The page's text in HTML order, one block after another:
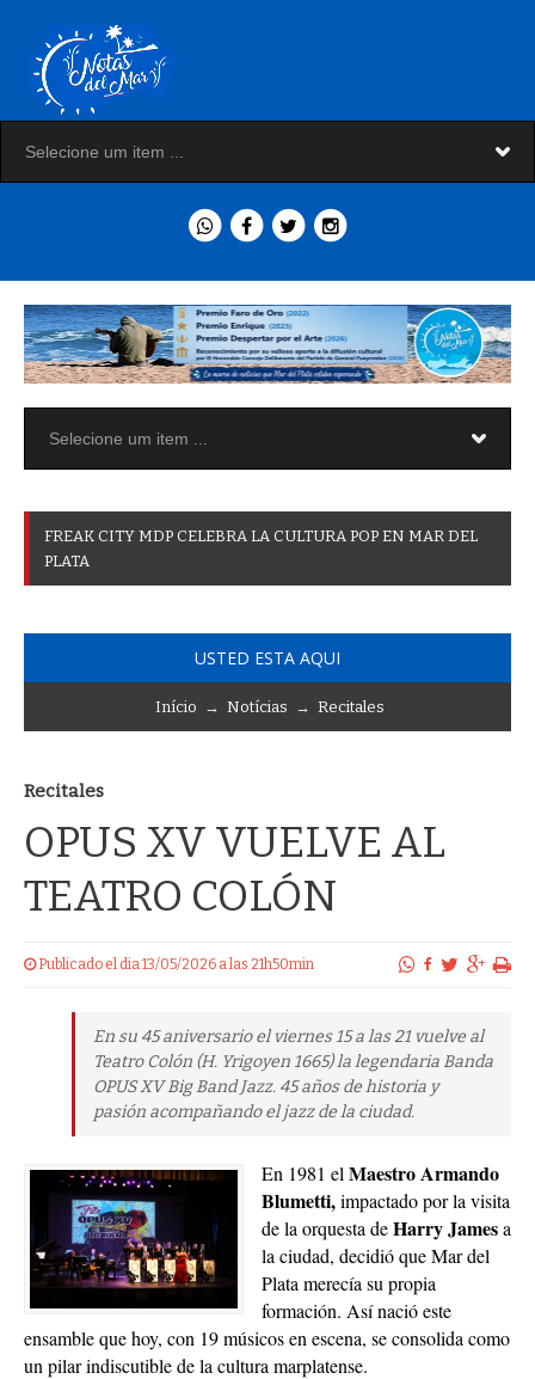
FREAK CITY MDP CELEBRA LA CULTURA POP EN MAR DEL
PLATA
USTED ESTA AQUI
Início → Notícias → Recitales
Recitales
OPUS XV VUELVE AL
TEATRO COLÓN
Publicado el dia 13/05/2026 a las 21h50min
En su 45 aniversario el viernes 15 a las 21 vuelve al
Teatro Colón (H. Yrigoyen 1665) la legendaria Banda
OPUS XV Big Band Jazz. 45 años de historia y
pasión acompañando el jazz de la ciudad.
En 1981 el Maestro Armando
Blumetti,impactado por la visita
de la orquesta deHarry Jamesa
la ciudad, decidió que Mar del
Plata merecía su propia
formación. Así nació este
ensamble que hoy, con 19 músicos en escena, se consolida como
un pilar indiscutible de la cultura marplatense.